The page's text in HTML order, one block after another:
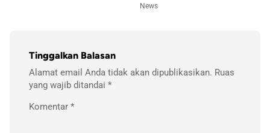
News
Tinggalkan Balasan
Alamat email Anda tidak akan dipublikasikan. Ruas
yang wajib ditandai *
Komentar *